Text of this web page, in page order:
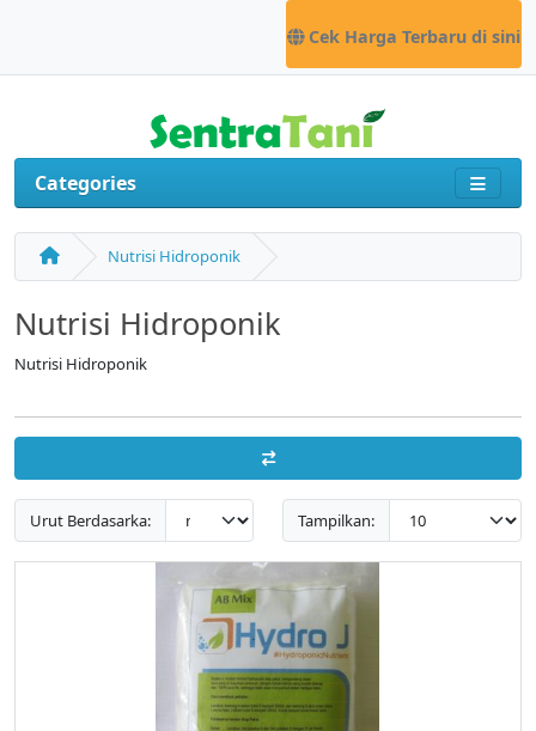
Cek Harga Terbaru di sini
Categories
Nutrisi Hidroponik
Nutrisi Hidroponik
Nutrisi Hidroponik
Urut Berdasarka: Tampilkan: